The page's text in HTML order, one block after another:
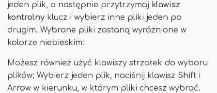
jeden plik, a następnie przytrzymaj klawisz
kontrolny klucz i wybierz inne pliki jeden po
drugim. Wybrane pliki zostaną wyróżnione w
kolorze niebieskim:
Możesz również użyć klawiszy strzałek do wyboru
plików; Wybierz jeden plik, naciśnij klawisz Shift i
Arrow w kierunku, w którym pliki chcesz wybrać.